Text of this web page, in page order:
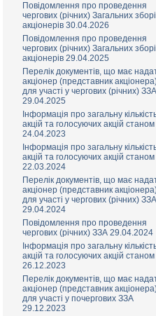
Повідомлення про проведення
чергових (річних) Загальних
акціонерів 30.04.2026
Повідомлення про проведення
чергових (річних) Загальних
акціонерів 29.04.2025
Перелік документів, що має
акціонер (представник
для участі у чергових (річних) ЗЗА
29.04.2025
Інформація про загальну
акцій та голосуючих акцій
24.04.2023
Інформація про загальну
акцій та голосуючих акцій
22.03.2024
Перелік документів, що має
акціонер (представник
для участі у чергових (річних) ЗЗА
29.04.2024
Повідомлення про проведення
чергових (річних) ЗЗА 29.04.2024
Інформація про загальну
акцій та голосуючих акцій
26.12.2023
Перелік документів, що має
акціонер (представник
для участі у почергових ЗЗА
29.12.2023